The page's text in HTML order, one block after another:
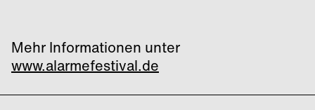
Mehr Informationen unter
www.alarmefestival.de